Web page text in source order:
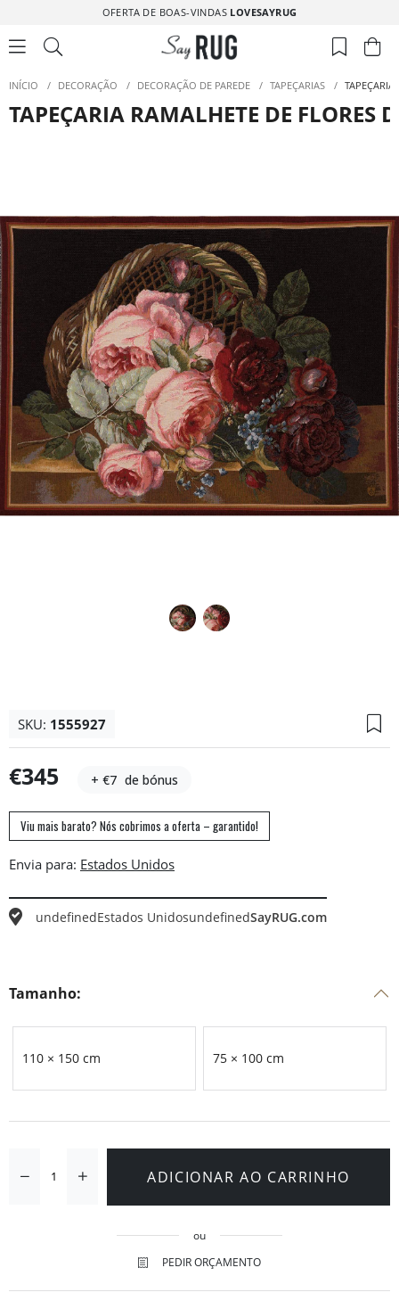
OFERTA DE BOAS-VINDAS LOVESAYRUG
INÍCIO / DECORAÇÃO / DECORAÇÃO DE PAREDE / TAPEÇARIAS / TAPEÇARIA
TAPEÇARIA RAMALHETE DE FLORES
SKU: 1555927
€345 + €7 de bónus
Viu mais barato? Nós cobrimos a oferta – garantido!
Envia para:
undefinedEstados UnidosundefinedSayRUG.com
Tamanho:
110 × 150 cm 75 × 100 cm
ADICIONAR AO CARRINHO
ou
PEDIR ORÇAMENTO